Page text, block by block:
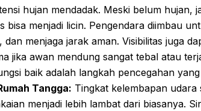
hujan mendadak. Meski belum hujan,
bisa menjadi licin. Pengendara diimbau
menjaga jarak aman. Visibilitas juga
jika awan mendung sangat tebal atau
baik adalah langkah pencegahan yang
Tangga: Tingkat kelembapan
menjadi lebih lambat dari biasanya.